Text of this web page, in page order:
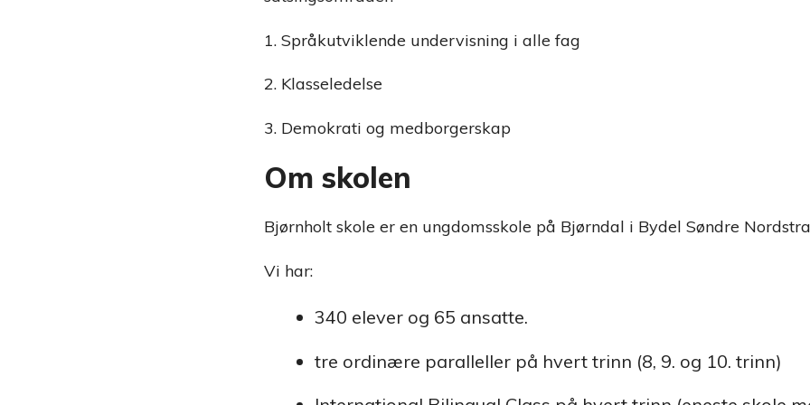
1. Språkutviklende undervisning i alle fag
2. Klasseledelse
3. Demokrati og medborgerskap
Om skolen
Bjørnholt skole er en ungdomsskole på Bjørndal i Bydel Søndre
Vi har:
340 elever og 65 ansatte.
tre ordinære paralleller på hvert trinn (8, 9. og 10. trinn)